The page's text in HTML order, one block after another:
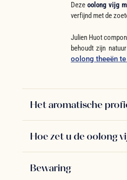
Deze oolong vijg
verfijnd met de
Julien Huot
behoudt zijn
oolong theeën
Het aromatische
Hoe zet u de oolong
Bewaring